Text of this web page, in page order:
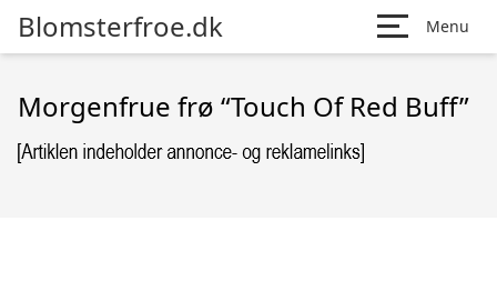
Blomsterfroe.dk Menu
Morgenfrue frø “Touch Of Red Buff”